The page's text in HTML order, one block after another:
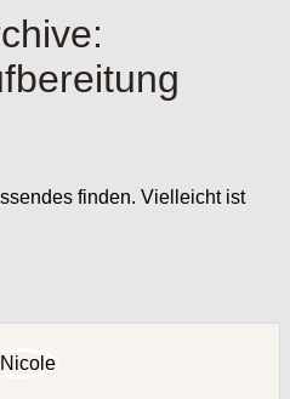
finden. Vielleicht ist